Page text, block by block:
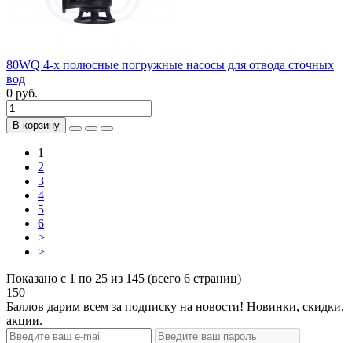
80WQ 4-х полюсные погружные насосы для отвода сточных
вод
0 руб.
В корзину
1
2
3
4
5
6
>
>|
Показано с 1 по 25 из 145 (всего 6 страниц)
150
Баллов дарим всем за подписку на новости! Новинки, скидки,
акции.